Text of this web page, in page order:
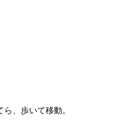
、歩いて移動。